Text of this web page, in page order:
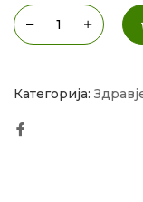
Категорија: